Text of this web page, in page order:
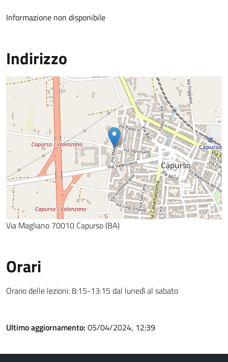
Informazione non disponibile
Indirizzo
Via Magliano 70010 Capurso (BA)
Orari
Orario delle lezioni: 8:15-13:15 dal lunedì al sabato
Ultimo aggiornamento: 05/04/2024, 12:39